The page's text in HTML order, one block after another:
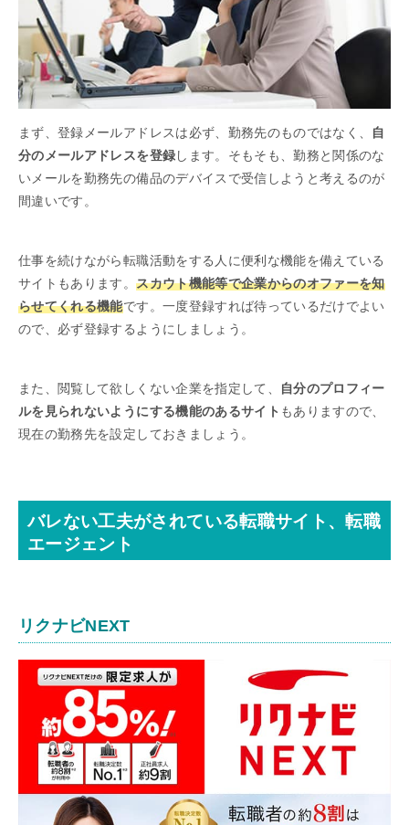
まず、登録メールアドレスは必ず、勤務先のものではなく、 自
分のメールアドレスを登録します。そもそも、勤務と関係のな
いメールを勤務先の備品のデバイスで受信しようと考えるのが
間違いです。
仕事を続けながら転職活動をする人に便利な機能を備えている
サイトもあります。スカウト機能等で企業からのオファーを知
らせてくれる機能です。一度登録すれば待っているだけでよい
ので、必ず登録するようにしましょう。
また、閲覧して欲しくない企業を指定して、
自分のプロフィー
ルを見られないようにする機能のあるサイト もありますので、
現在の勤務先を設定しておきましょう。
バレない工夫がされている転職サイト、転職
エージェント
リクナビNEXT